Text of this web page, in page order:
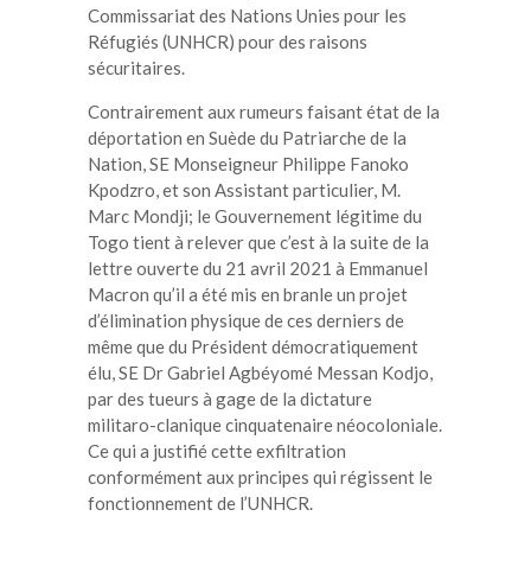
Commissariat des Nations Unies pour les
Réfugiés (UNHCR) pour des raisons
sécuritaires.
Contrairement aux rumeurs faisant état de la
déportation en Suède du Patriarche de la
Nation, SE Monseigneur Philippe Fanoko
Kpodzro, et son Assistant particulier, M.
Marc Mondji; le Gouvernement légitime du
Togo tient à relever que c’est à la suite de la
lettre ouverte du 21 avril 2021 à Emmanuel
Macron qu’il a été mis en branle un projet
d’élimination physique de ces derniers de
même que du Président démocratiquement
élu, SE Dr Gabriel Agbéyomé Messan Kodjo,
par des tueurs à gage de la dictature
militaro-clanique cinquatenaire néocoloniale.
Ce qui a justifié cette exfiltration
conformément aux principes qui régissent le
fonctionnement de l’UNHCR.